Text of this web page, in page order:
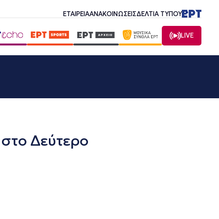
ΕΤΑΙΡΕΙΑΑΝΑΚΟΙΝΩΣΕΙΣΔΕΛΤΙΑ ΤΥΠΟΥ
LIVE
Δεύτερο